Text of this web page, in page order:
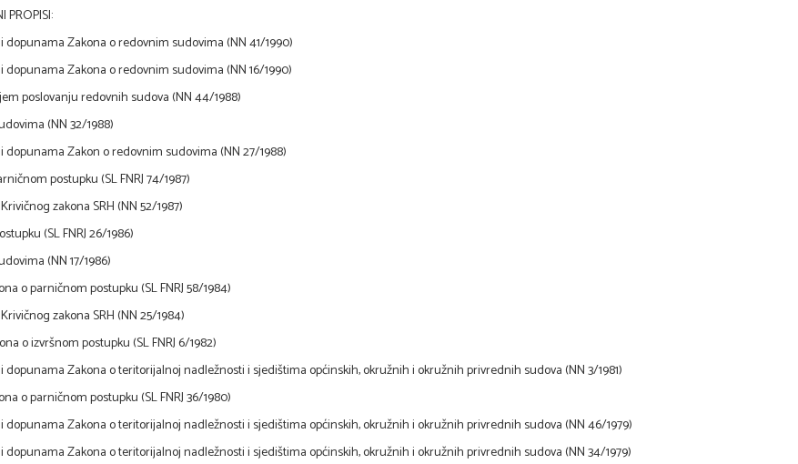
PROPISI:
Zakona o redovnim sudovima (NN 41/1990)
Zakona o redovnim sudovima (NN 16/1990)
poslovanju redovnih sudova (NN 44/1988)
(NN 32/1988)
Zakon o redovnim sudovima (NN 27/1988)
postupku (SL FNRJ 74/1987)
zakona SRH (NN 52/1987)
(SL FNRJ 26/1986)
(NN 17/1986)
o parničnom postupku (SL FNRJ 58/1984)
zakona SRH (NN 25/1984)
o izvršnom postupku (SL FNRJ 6/1982)
dopunama Zakona o teritorijalnoj nadležnosti i sjedištima općinskih, okružnih i okružnih privrednih sudova (NN 3/1981)
o parničnom postupku (SL FNRJ 36/1980)
dopunama Zakona o teritorijalnoj nadležnosti i sjedištima općinskih, okružnih i okružnih privrednih sudova (NN 46/1979)
dopunama Zakona o teritorijalnoj nadležnosti i sjedištima općinskih, okružnih i okružnih privrednih sudova (NN 34/1979)